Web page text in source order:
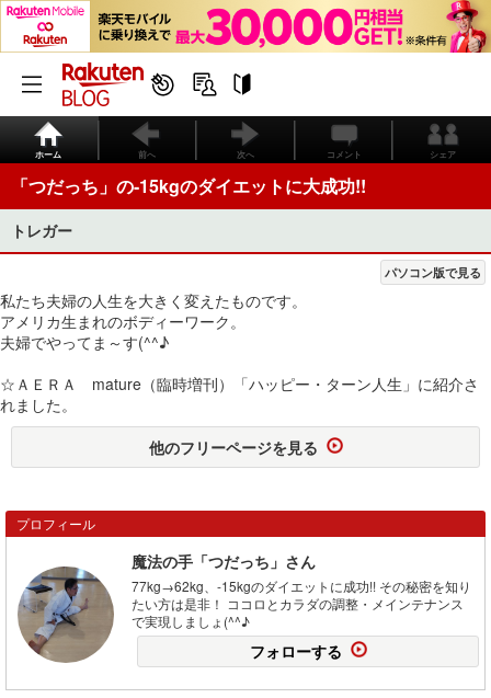
ホーム 前へ 次へ コメント シェア
「つだっち」の-15kgのダイエットに大成功!!
トレガー
パソコン版で見る
私たち夫婦の人生を大きく変えたものです。
アメリカ生まれのボディーワーク。
夫婦でやってま～す(^^♪
☆ＡＥＲＡ mature（臨時増刊）「ハッピー・ターン人生」に紹介さ
れました。
他のフリーページを見る
プロフィール
魔法の手「つだっち」さん
77kg→62kg、-15kgのダイエットに成功!! その秘密を知り
たい方は是非！ ココロとカラダの調整・メインテナンス
で実現しましょ(^^♪
フォローする